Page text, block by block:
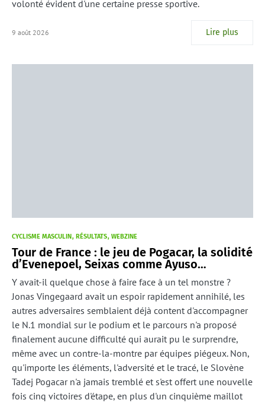
volonté évident d'une certaine presse sportive.
9 août 2026 Lire plus
CYCLISME MASCULIN RÉSULTATS WEBZINE
Tour de France : le jeu de Pogacar, la solidité
d’Evenepoel, Seixas comme Ayuso…
Y avait-il quelque chose à faire face à un tel monstre ?
Jonas Vingegaard avait un espoir rapidement annihilé, les
autres adversaires semblaient déjà content d'accompagner
le N.1 mondial sur le podium et le parcours n'a proposé
finalement aucune difficulté qui aurait pu le surprendre,
même avec un contre-la-montre par équipes piégeux. Non,
qu'importe les éléments, l'adversité et le tracé, le Slovène
Tadej Pogacar n'a jamais tremblé et s'est offert une nouvelle
fois cinq victoires d'étape, en plus d'un cinquième maillot